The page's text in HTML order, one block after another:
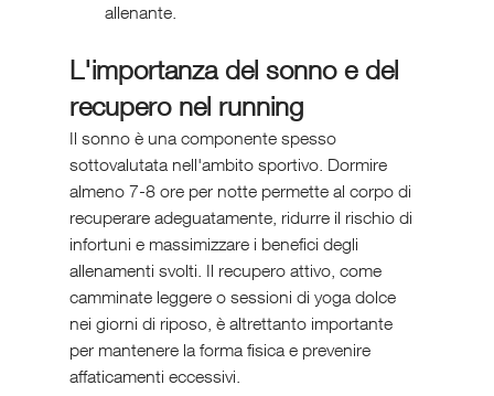
allenante.
L'importanza del sonno e del
recupero nel running
Il sonno è una componente spesso
sottovalutata nell'ambito sportivo. Dormire
almeno 7-8 ore per notte permette al corpo di
recuperare adeguatamente, ridurre il rischio di
infortuni e massimizzare i benefici degli
allenamenti svolti. Il recupero attivo, come
camminate leggere o sessioni di yoga dolce
nei giorni di riposo, è altrettanto importante
per mantenere la forma fisica e prevenire
affaticamenti eccessivi.